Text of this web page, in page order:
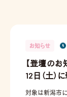
お知らせ
【登壇の
12日（土）
対象は新潟市に